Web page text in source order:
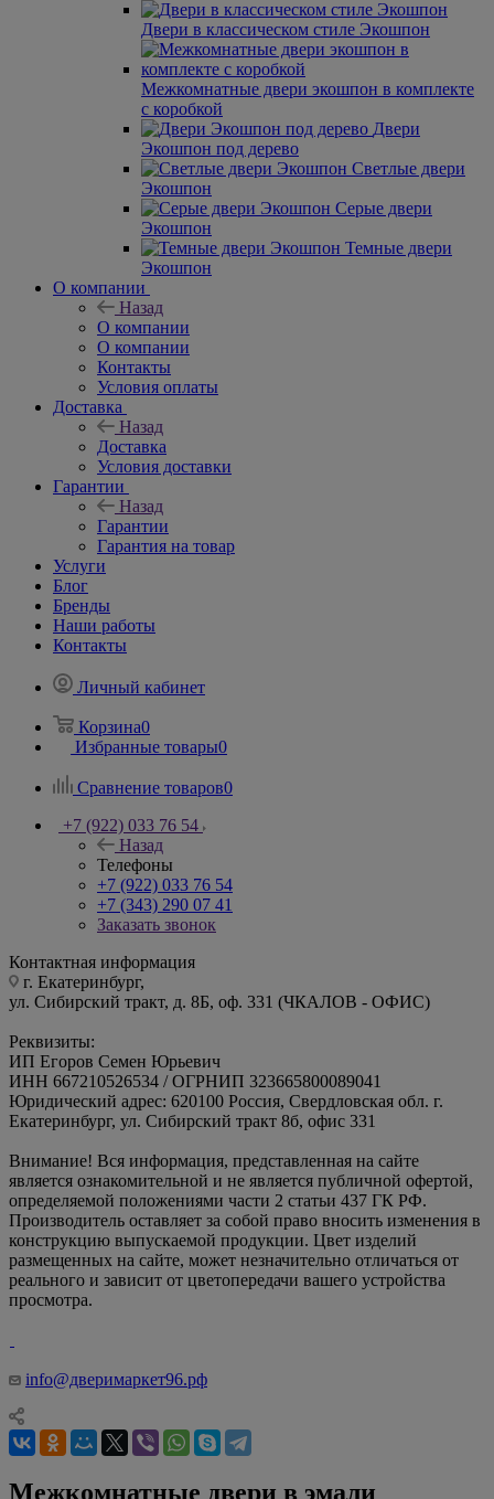
Двери в классическом стиле Экошпон
Межкомнатные двери экошпон в комплекте
с коробкой
Двери
Экошпон под дерево
Светлые двери
Экошпон
Серые двери
Экошпон
Темные двери
Экошпон
О компании
Назад
О компании
О компании
Контакты
Условия оплаты
Доставка
Назад
Доставка
Условия доставки
Гарантии
Назад
Гарантии
Гарантия на товар
Услуги
Блог
Бренды
Наши работы
Контакты
Личный кабинет
Корзина0
Избранные товары0
Сравнение товаров0
+7 (922) 033 76 54
Назад
Телефоны
+7 (922) 033 76 54
+7 (343) 290 07 41
Заказать звонок
Контактная информация
г. Екатеринбург,
ул. Сибирский тракт, д. 8Б, оф. 331 (ЧКАЛОВ - ОФИС)
Реквизиты:
ИП Егоров Семен Юрьевич
ИНН 667210526534 / ОГРНИП 323665800089041
Юридический адрес: 620100 Россия, Свердловская обл. г.
Екатеринбург, ул. Сибирский тракт 8б, офис 331
Внимание! Вся информация, представленная на сайте
является ознакомительной и не является публичной офертой,
определяемой положениями части 2 статьи 437 ГК РФ.
Производитель оставляет за собой право вносить изменения в
конструкцию выпускаемой продукции. Цвет изделий
размещенных на сайте, может незначительно отличаться от
реального и зависит от цветопередачи вашего устройства
просмотра.
info@дверимаркет96.рф
Межкомнатные двери в эмали